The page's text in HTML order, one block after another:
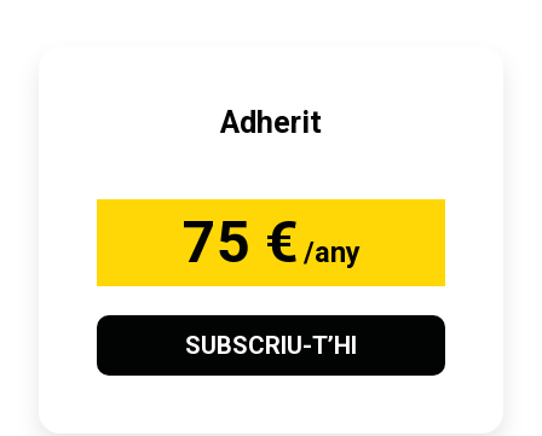
Adherit
75 € /any
SUBSCRIU-T’HI